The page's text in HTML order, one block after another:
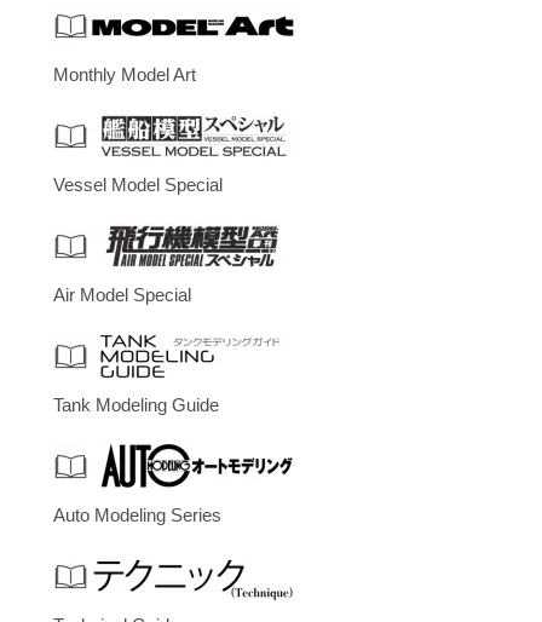
Monthly Model Art
Vessel Model Special
Air Model Special
Tank Modeling Guide
Auto Modeling Series